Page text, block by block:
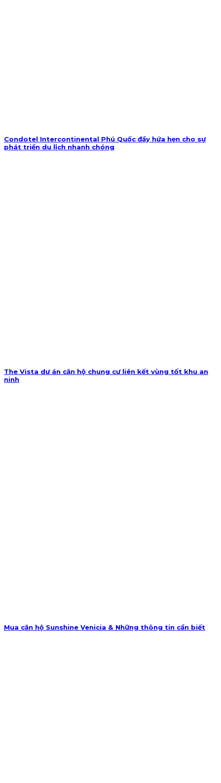
Condotel Intercontinental Phú Quốc đầy hứa hẹn cho sự
phát triển du lịch nhanh chóng
The Vista dư án căn hộ chung cư liên kết vùng tốt khu an
ninh
Mua căn hộ Sunshine Venicia & Những thông tin cần biết